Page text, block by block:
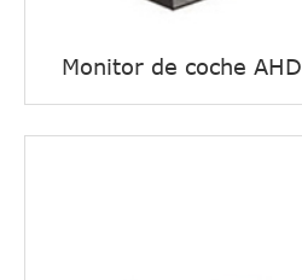
Monitor de coche AHD